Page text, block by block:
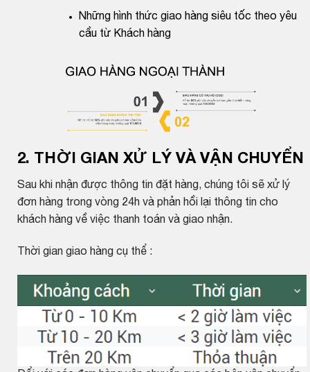
Những hình thức giao hàng siêu tốc theo yêu
cầu từ Khách hàng
2. THỜI GIAN XỬ LÝ VÀ VẬN CHUYỂN
Sau khi nhận được thông tin đặt hàng, chúng tôi sẽ xử lý
đơn hàng trong vòng 24h và phản hồi lại thông tin cho
khách hàng về việc thanh toán và giao nhận.
Thời gian giao hàng cụ thể :